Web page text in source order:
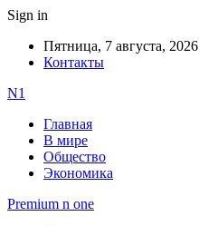
Sign in
Пятница, 7 августа, 2026
Контакты
N1
Главная
В мире
Общество
Экономика
Premium n one